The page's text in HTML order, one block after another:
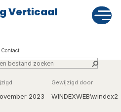
Verticaal
Contact
Gewijzigd door
2023 WINDEXWEB\windex2